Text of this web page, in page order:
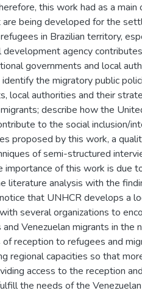
this work had as a
being developed for the
in Brazilian territory,
development agency
governments and local
the migratory public
local authorities and their
describe how the
to the social inclusion/
proposed by this work, a
of semi-structured
importance of this work is due
literature analysis with the
that UNHCR develops a
several organizations to
Venezuelan migrants in the
of reception to refugees and
regional capacities so that
access to the reception
the needs of the